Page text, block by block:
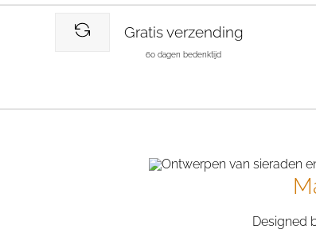
Gratis verzending
60 dagen bedenktijd
Designed